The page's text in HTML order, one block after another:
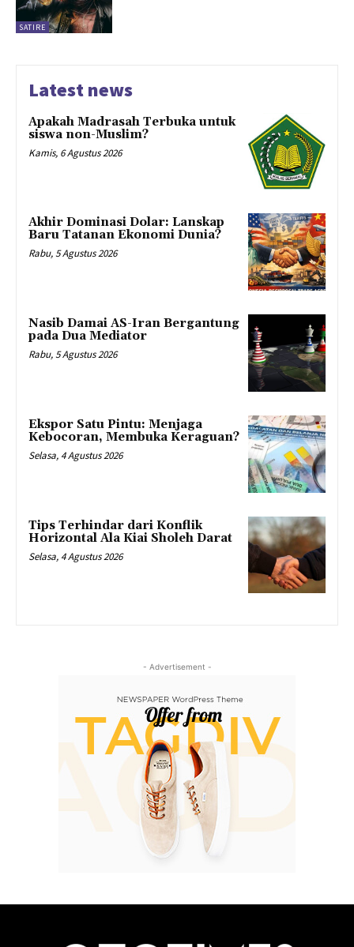
SATIRE
Latest news
Apakah Madrasah Terbuka untuk
siswa non-Muslim?
Kamis, 6 Agustus 2026
Akhir Dominasi Dolar: Lanskap
Baru Tatanan Ekonomi Dunia?
Rabu, 5 Agustus 2026
Nasib Damai AS-Iran Bergantung
pada Dua Mediator
Rabu, 5 Agustus 2026
Ekspor Satu Pintu: Menjaga
Kebocoran, Membuka Keraguan?
Selasa, 4 Agustus 2026
Tips Terhindar dari Konflik
Horizontal Ala Kiai Sholeh Darat
Selasa, 4 Agustus 2026
- Advertisement -